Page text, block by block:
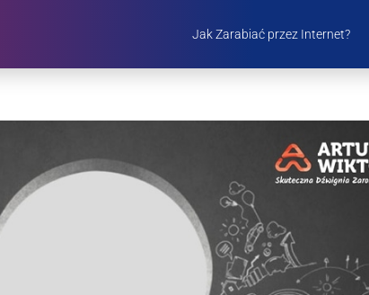
Jak Zarabiać przez Internet?